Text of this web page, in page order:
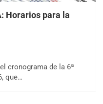
Horarios para la
cronograma de la 6ª
que…